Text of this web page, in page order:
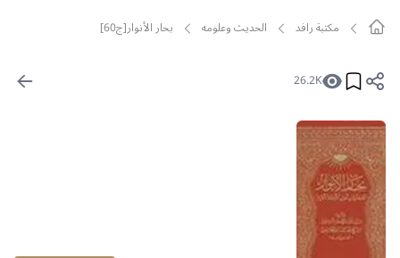
مکتبة رافد الحديث وعلومه بحار الأنوار[ج60]
26.2K